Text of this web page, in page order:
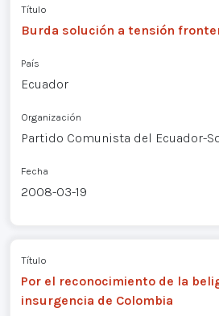
Título
Burda solución a tensión
País
Ecuador
Organización
Partido Comunista del Ecuador-
Fecha
2008-03-19
Título
Por el reconocimiento de la
insurgencia de Colombia